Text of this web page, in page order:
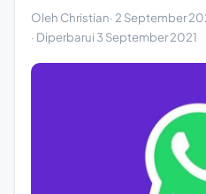
Oleh Christian· 2 September
· Diperbarui 3 September 2021